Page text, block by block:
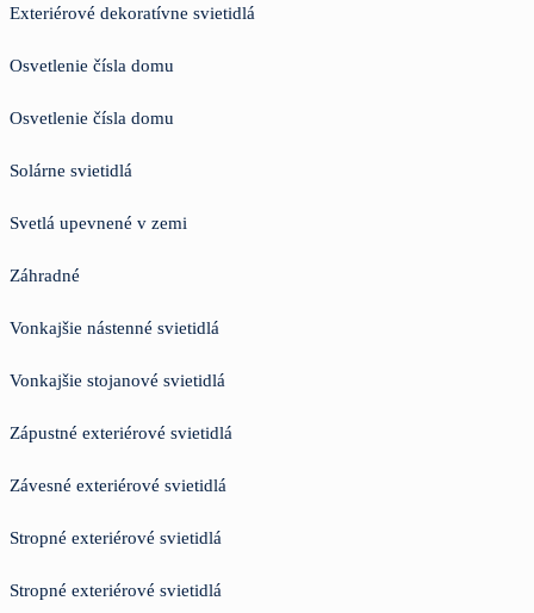
Exteriérové dekoratívne svietidlá
Osvetlenie čísla domu
Osvetlenie čísla domu
Solárne svietidlá
Svetlá upevnené v zemi
Záhradné
Vonkajšie nástenné svietidlá
Vonkajšie stojanové svietidlá
Zápustné exteriérové svietidlá
Závesné exteriérové svietidlá
Stropné exteriérové svietidlá
Stropné exteriérové svietidlá